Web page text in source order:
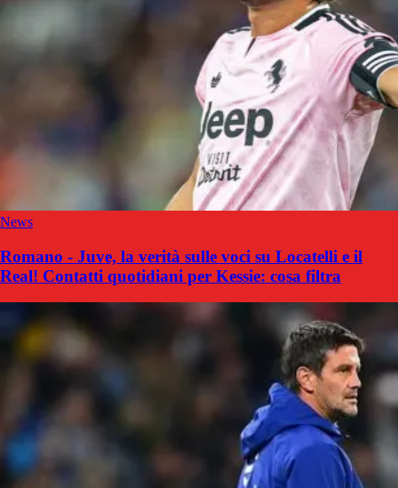
News
Romano - Juve, la verità sulle voci su Locatelli e il
Real! Contatti quotidiani per Kessie: cosa filtra